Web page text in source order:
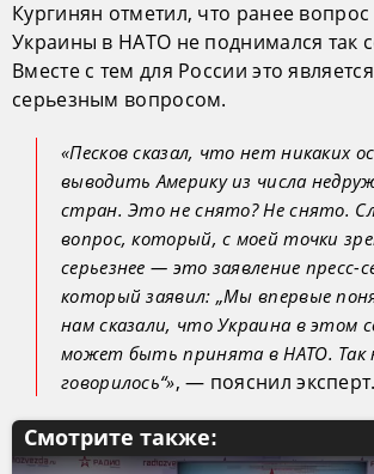
Кургинян отметил, что ранее
Украины в НАТО не поднимался так
Вместе с тем для России это
серьезным вопросом.
«Песков сказал, что нет никаких
выводить Америку из числа
стран. Это не снято? Не снято.
вопрос, который, с моей точки
серьезнее — это заявление пресс-
который заявил: „Мы впервые
нам сказали, что Украина в этом
может быть принята в НАТО. Так
говорилось“», — пояснил эксперт.
Смотрите также: